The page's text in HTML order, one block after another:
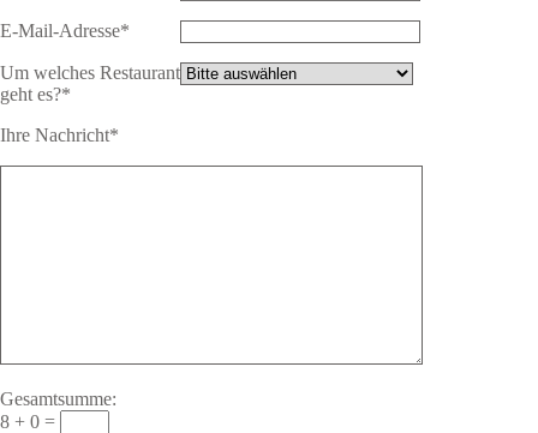
E-Mail-Adresse*
Um welches Restaurant
geht es?*
Ihre Nachricht*
Gesamtsumme:
8 + 0 =